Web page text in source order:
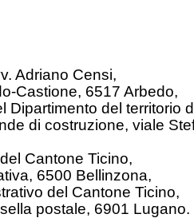
Adriano Censi,
Castione, 6517 Arbedo,
Dipartimento del territorio
di costruzione, viale
Cantone Ticino,
6500 Bellinzona,
del Cantone Ticino,
postale, 6901 Lugano.